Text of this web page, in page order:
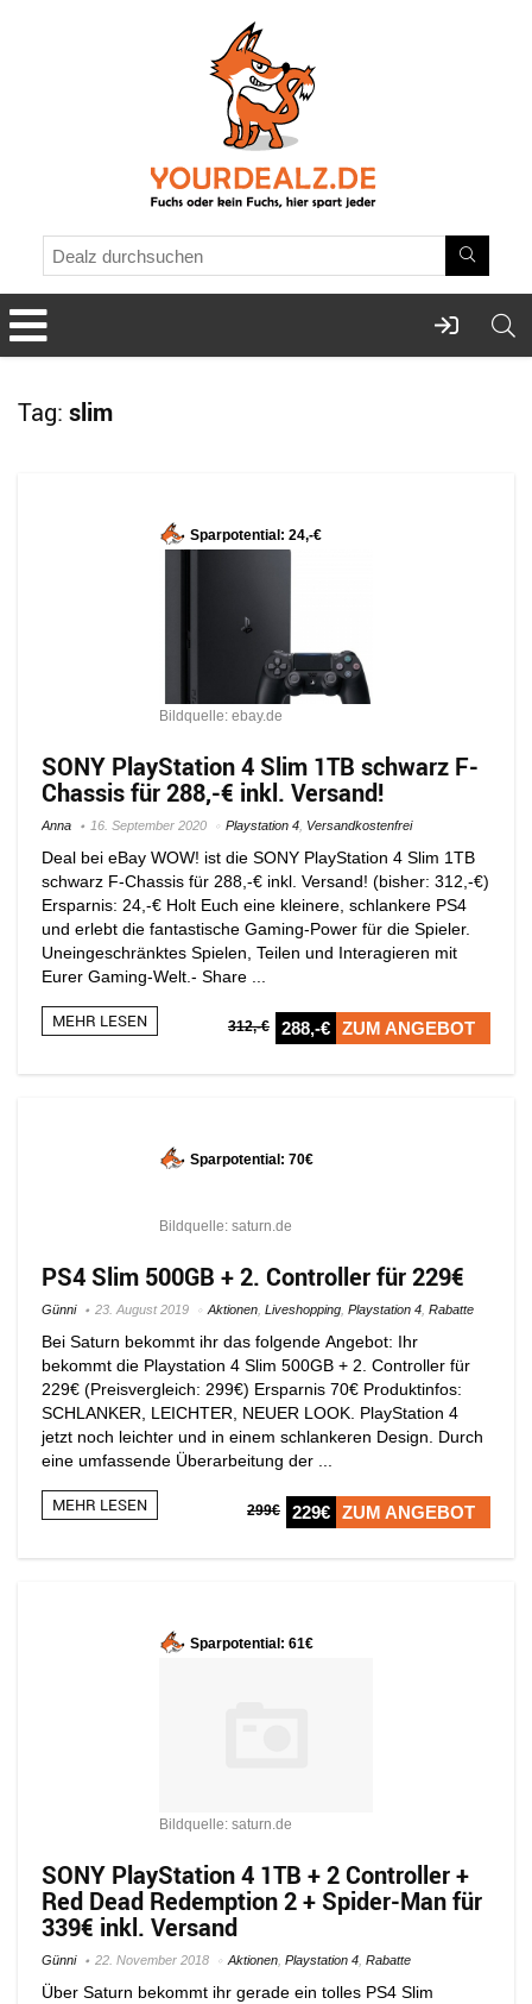
Tag: slim
Sparpotential: 24,-€
Bildquelle: ebay.de
SONY PlayStation 4 Slim 1TB schwarz F-
Chassis für 288,-€ inkl. Versand!
Anna 16. September 2020 Playstation 4 Versandkostenfrei
Deal bei eBay WOW! ist die SONY PlayStation 4 Slim 1TB
schwarz F-Chassis für 288,-€ inkl. Versand! (bisher: 312,-€)
Ersparnis: 24,-€ Holt Euch eine kleinere, schlankere PS4
und erlebt die fantastische Gaming-Power für die Spieler.
Uneingeschränktes Spielen, Teilen und Interagieren mit
Eurer Gaming-Welt.- Share ...
MEHR LESEN 312,-€ 288,-€ ZUM ANGEBOT
Sparpotential: 70€
Bildquelle: saturn.de
PS4 Slim 500GB + 2. Controller für 229€
Günni 23. August 2019 Aktionen Liveshopping Playstation 4 Rabatte
Bei Saturn bekommt ihr das folgende Angebot: Ihr
bekommt die Playstation 4 Slim 500GB + 2. Controller für
229€ (Preisvergleich: 299€) Ersparnis 70€ Produktinfos:
SCHLANKER, LEICHTER, NEUER LOOK. PlayStation 4
jetzt noch leichter und in einem schlankeren Design. Durch
eine umfassende Überarbeitung der ...
MEHR LESEN 299€ 229€ ZUM ANGEBOT
Sparpotential: 61€
Bildquelle: saturn.de
SONY PlayStation 4 1TB + 2 Controller +
Red Dead Redemption 2 + Spider-Man für
339€ inkl. Versand
Günni 22. November 2018 Aktionen Playstation 4 Rabatte
Über Saturn bekommt ihr gerade ein tolles PS4 Slim